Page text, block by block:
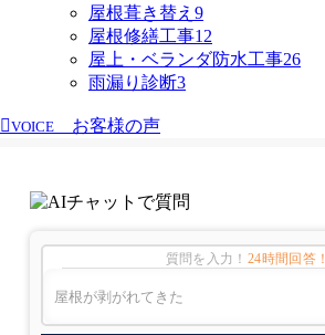
屋根葺き替え 9
屋根修繕工事12
屋上・ベランダ防水工事26
雨漏り診断3
VOICE お客様の声
質問を入力！ 24時間回答！